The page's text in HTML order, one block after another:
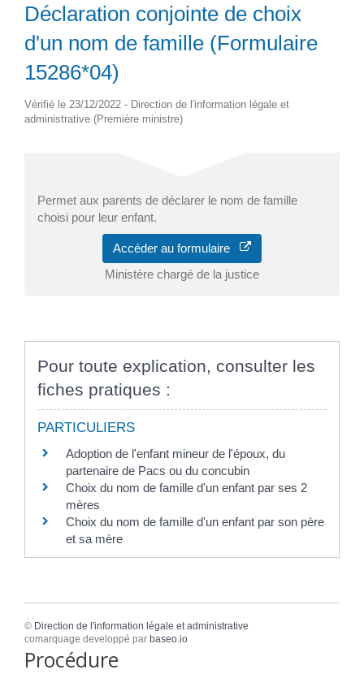
Déclaration conjointe de choix
d'un nom de famille (Formulaire
15286*04)
Vérifié le 23/12/2022 - Direction de l'information légale et
administrative (Première ministre)
Permet aux parents de déclarer le nom de famille
choisi pour leur enfant.
Accéder au formulaire
Ministère chargé de la justice
Pour toute explication, consulter les
fiches pratiques :
PARTICULIERS
Adoption de l'enfant mineur de l'époux, du
partenaire de Pacs ou du concubin
Choix du nom de famille d'un enfant par ses 2
mères
Choix du nom de famille d'un enfant par son père
et sa mère
© Direction de l'information légale et administrative
comarquage developpé par baseo.io
Procédure